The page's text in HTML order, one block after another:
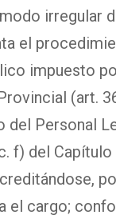
irregular
el
impuesto
(art.
del Personal
f) del Capítulo
el cargo;